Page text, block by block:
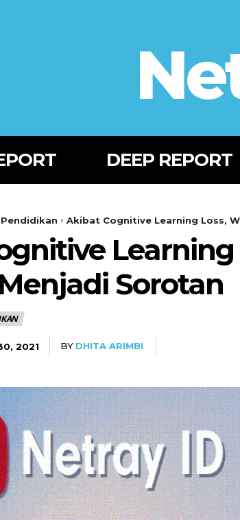
DEEP REPORT
Pendidikan Akibat Cognitive Learning Loss,
Learning
Sorotan
2021 BY DHITA ARIMBI